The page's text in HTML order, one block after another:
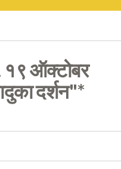
१९ ऑक्टोबर
दर्शन"*